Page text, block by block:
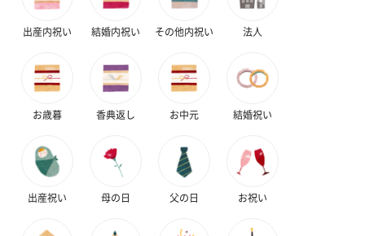
スキンケアグッズ
スキンケアグッズを同梱してお届けします。
ハンドクリーム3本セッ
（1,100円）
シャワージェル＆ハン
レープフルーツ）
出産内祝い 結婚内祝い その他内祝い 法人
お歳暮 香典返し お中元 結婚祝い
出産祝い 母の日 父の日 お祝い